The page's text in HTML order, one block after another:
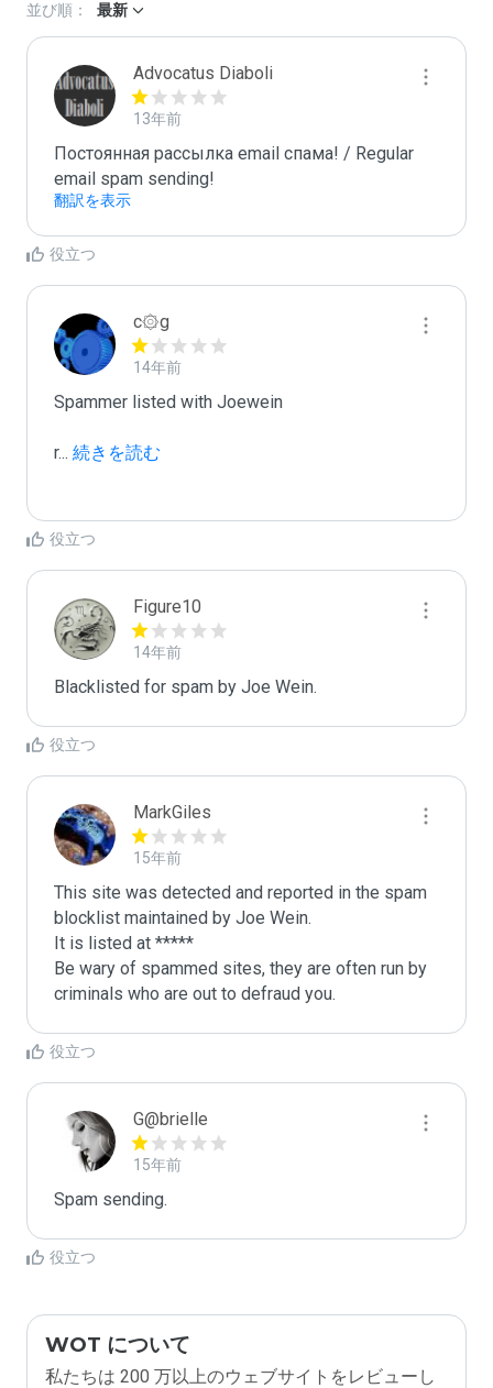
並び順： 最新
Advocatus Diaboli
13年前
Постоянная рассылка email спама! / Regular
email spam sending!
翻訳を表示
役立つ
c۞g
14年前
Spammer listed with Joewein
r... 続きを読む
役立つ
Figure10
14年前
Blacklisted for spam by Joe Wein.
役立つ
MarkGiles
15年前
This site was detected and reported in the spam
blocklist maintained by Joe Wein.
It is listed at *****
Be wary of spammed sites, they are often run by
criminals who are out to defraud you.
役立つ
G@brielle
15年前
Spam sending.
役立つ
WOT について
私たちは 200 万以上のウェブサイトをレビューし